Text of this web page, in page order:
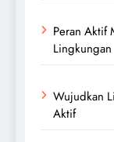
Peran Aktif
Lingkungan
Wujudkan
Aktif